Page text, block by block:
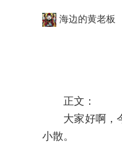
海边的黄老板
正文：
大家好啊，今
小散。